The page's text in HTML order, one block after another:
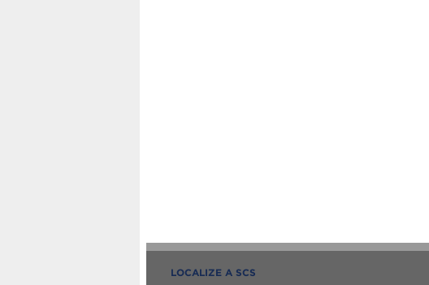
LOCALIZE A SCS